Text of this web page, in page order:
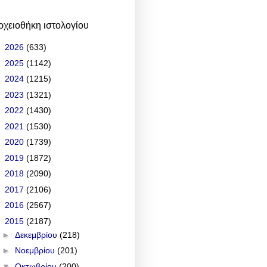
ιστολογίου
2026 (633)
2025 (1142)
2024 (1215)
2023 (1321)
2022 (1430)
2021 (1530)
2020 (1739)
2019 (1872)
2018 (2090)
2017 (2106)
2016 (2567)
2015 (2187)
► Δεκεμβρίου (218)
► Νοεμβρίου (201)